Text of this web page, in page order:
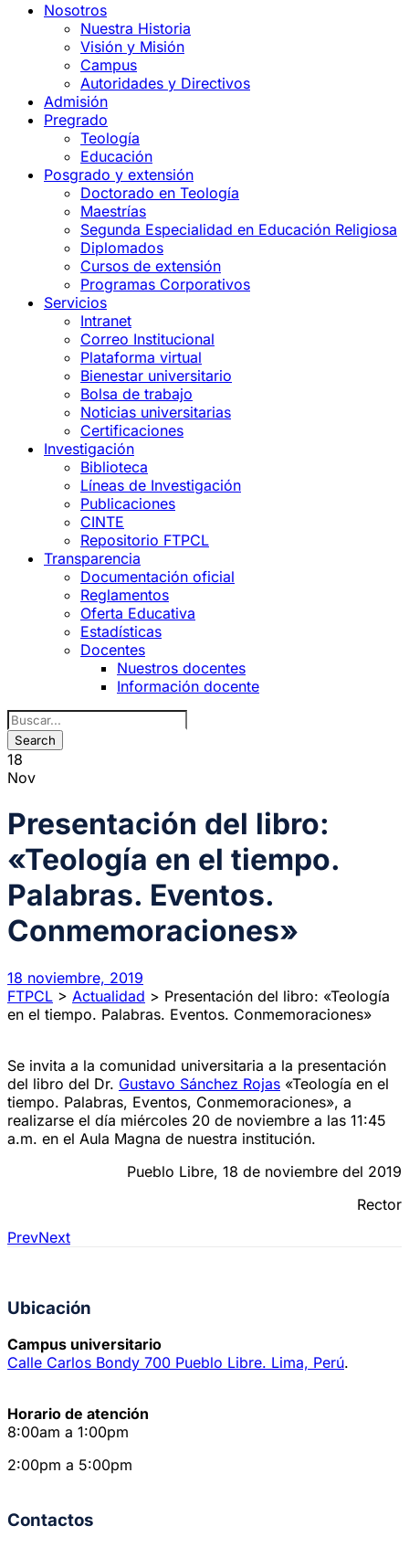
Nosotros
Nuestra Historia
Visión y Misión
Campus
Autoridades y Directivos
Admisión
Pregrado
Teología
Educación
Posgrado y extensión
Doctorado en Teología
Maestrías
Segunda Especialidad en Educación Religiosa
Diplomados
Cursos de extensión
Programas Corporativos
Servicios
Intranet
Correo Institucional
Plataforma virtual
Bienestar universitario
Bolsa de trabajo
Noticias universitarias
Certificaciones
Investigación
Biblioteca
Líneas de Investigación
Publicaciones
CINTE
Repositorio FTPCL
Transparencia
Documentación oficial
Reglamentos
Oferta Educativa
Estadísticas
Docentes
Nuestros docentes
Información docente
18
Nov
Presentación del libro:
«Teología en el tiempo.
Palabras. Eventos.
Conmemoraciones»
18 noviembre, 2019
FTPCL > Actualidad > Presentación del libro: «Teología
en el tiempo. Palabras. Eventos. Conmemoraciones»
Se invita a la comunidad universitaria a la presentación
del libro del Dr. Gustavo Sánchez Rojas «Teología en el
tiempo. Palabras, Eventos, Conmemoraciones», a
realizarse el día miércoles 20 de noviembre a las 11:45
a.m. en el Aula Magna de nuestra institución.
Pueblo Libre, 18 de noviembre del 2019
Rector
PrevNext
Ubicación
Campus universitario
Calle Carlos Bondy 700 Pueblo Libre. Lima, Perú.
Horario de atención
8:00am a 1:00pm
2:00pm a 5:00pm
Contactos